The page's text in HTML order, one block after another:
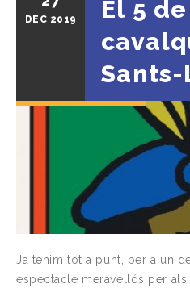
DEC 2019
El 5
Sants-
Ja tenim tot a punt, per a un
espectacle meravellós per